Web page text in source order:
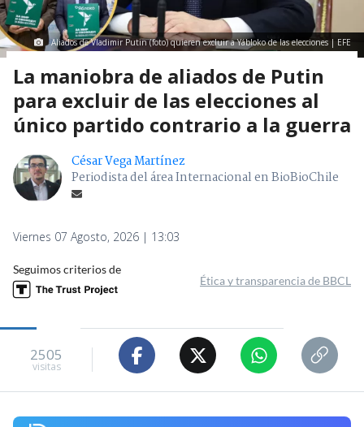
Aliados de Vladimir Putin (foto) quieren excluir a Yábloko de las elecciones | EFE
La maniobra de aliados de Putin
para excluir de las elecciones al
único partido contrario a la guerra
César Vega Martínez
Periodista del área Internacional en BioBioChile
Viernes 07 Agosto, 2026 | 13:03
Seguimos criterios de
Ética y transparencia de BBCL
2505
visitas